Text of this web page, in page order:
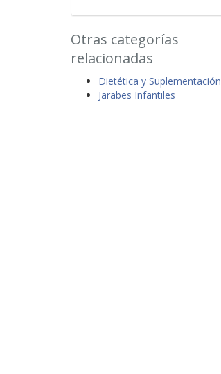
Otras categorías
relacionadas
Dietética y Suplementación
Jarabes Infantiles